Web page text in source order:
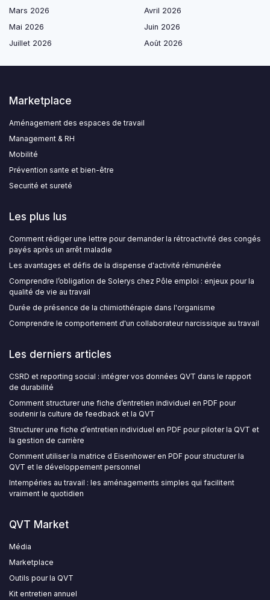
Mars 2026
Avril 2026
Mai 2026
Juin 2026
Juillet 2026
Août 2026
Marketplace
Aménagement des espaces de travail
Management & RH
Mobilité
Prévention sante et bien-être
Securité et sureté
Les plus lus
Comment rédiger une lettre pour demander la rétroactivité des congés
payés après un arrêt maladie
Les avantages et défis de la dispense d'activité rémunérée
Comprendre l’obligation de Solerys chez Pôle emploi : enjeux pour la
qualité de vie au travail
Durée de présence de la chimiothérapie dans l'organisme
Comprendre le comportement d'un collaborateur narcissique au travail
Les derniers articles
CSRD et reporting social : intégrer vos données QVT dans le rapport
de durabilité
Comment structurer une fiche d’entretien individuel en PDF pour
soutenir la culture de feedback et la QVT
Structurer une fiche d’entretien individuel en PDF pour piloter la QVT et
la gestion de carrière
Comment utiliser la matrice d Eisenhower en PDF pour structurer la
QVT et le développement personnel
Intempéries au travail : les aménagements simples qui facilitent
vraiment le quotidien
QVT Market
Média
Marketplace
Outils pour la QVT
Kit entretien annuel